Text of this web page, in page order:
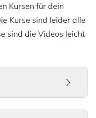
Kursen für dein
Kurse sind leider alle
sind die Videos leicht